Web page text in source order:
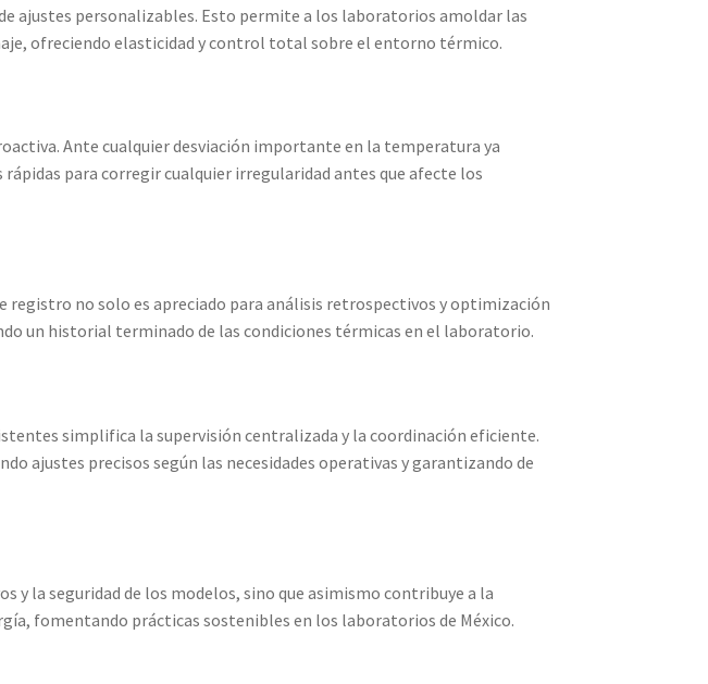
ajustes personalizables. Esto permite a los laboratorios amoldar las
ofreciendo elasticidad y control total sobre el entorno térmico.
Ante cualquier desviación importante en la temperatura ya
para corregir cualquier irregularidad antes que afecte los
registro no solo es apreciado para análisis retrospectivos y optimización
un historial terminado de las condiciones térmicas en el laboratorio.
simplifica la supervisión centralizada y la coordinación eficiente.
ajustes precisos según las necesidades operativas y garantizando de
la seguridad de los modelos, sino que asimismo contribuye a la
fomentando prácticas sostenibles en los laboratorios de México.